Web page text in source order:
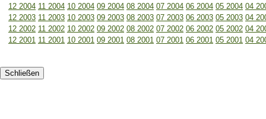
12 2004 11 2004 10 2004 09 2004 08 2004 07 2004 06 2004 05 2004 04
12 2003 11 2003 10 2003 09 2003 08 2003 07 2003 06 2003 05 2003 04
12 2002 11 2002 10 2002 09 2002 08 2002 07 2002 06 2002 05 2002 04
12 2001 11 2001 10 2001 09 2001 08 2001 07 2001 06 2001 05 2001 04